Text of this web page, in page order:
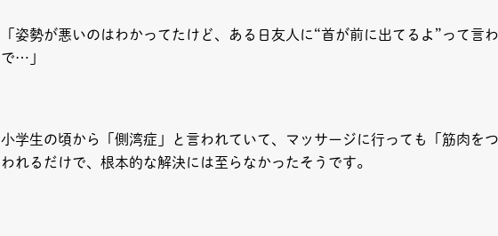
「姿勢が悪いのはわかってたけど、ある日友人に“首が前に出てるよ”って言
で…」
小学生の頃から「側湾症」と言われていて、マッサージに行っても「筋肉を
われるだけで、根本的な解決には至らなかったそうです。